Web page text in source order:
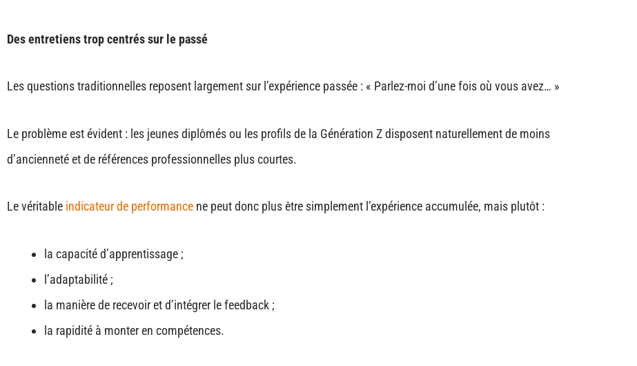
Des entretiens trop centrés sur le passé
Les questions traditionnelles reposent largement sur l’expérience passée : « Parlez-moi d’une fois où vous avez… »
Le problème est évident : les jeunes diplômés ou les profils de la Génération Z disposent naturellement de moins
d’ancienneté et de références professionnelles plus courtes.
Le véritable indicateur de performance ne peut donc plus être simplement l’expérience accumulée, mais plutôt :
la capacité d’apprentissage ;
l’adaptabilité ;
la manière de recevoir et d’intégrer le feedback ;
la rapidité à monter en compétences.